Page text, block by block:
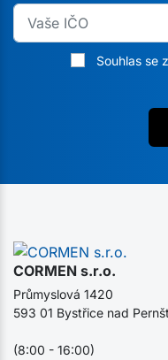
Souhlas se
CORMEN s.r.o.
Průmyslová 1420
593 01 Bystřice nad
(8:00 - 16:00)